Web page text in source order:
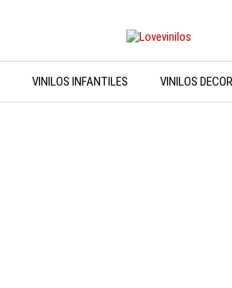
VINILOS INFANTILES VINILOS